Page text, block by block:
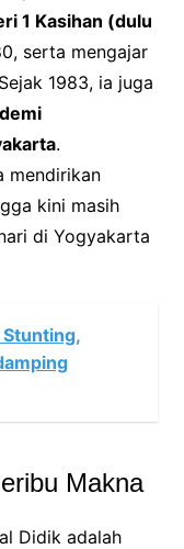
1 Kasihan (dulu
serta mengajar
1983, ia juga
.
mendirikan
kini masih
di Yogyakarta
Stunting,
Makna
Didik adalah